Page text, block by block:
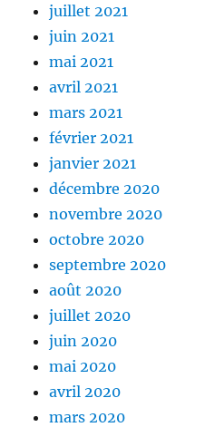
juillet 2021
juin 2021
mai 2021
avril 2021
mars 2021
février 2021
janvier 2021
décembre 2020
novembre 2020
octobre 2020
septembre 2020
août 2020
juillet 2020
juin 2020
mai 2020
avril 2020
mars 2020